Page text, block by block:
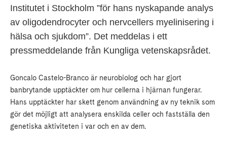
Institutet i Stockholm ”för hans nyskapande analys
av oligodendrocyter och nervcellers myelinisering i
hälsa och sjukdom”. Det meddelas i ett
pressmeddelande från Kungliga vetenskapsrådet.
Goncalo Castelo-Branco är neurobiolog och har gjort
banbrytande upptäckter om hur cellerna i hjärnan fungerar.
Hans upptäckter har skett genom användning av ny teknik som
gör det möjligt att analysera enskilda celler och fastställa den
genetiska aktiviteten i var och en av dem.